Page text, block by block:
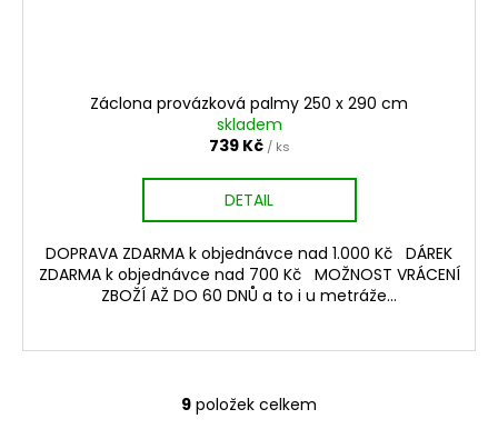
Záclona provázková palmy 250 x 290 cm
skladem
739 Kč / ks
DETAIL
DOPRAVA ZDARMA k objednávce nad 1.000 Kč DÁREK
ZDARMA k objednávce nad 700 Kč MOŽNOST VRÁCENÍ
ZBOŽÍ AŽ DO 60 DNŮ a to i u metráže...
O
9 položek celkem